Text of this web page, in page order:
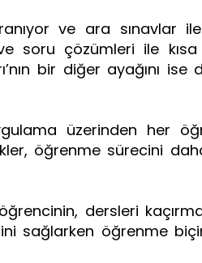
ve ara sınavlar
soru çözümleri ile
bir diğer ayağını ise
üzerinden her
öğrenme sürecini
dersleri
sağlarken öğrenme